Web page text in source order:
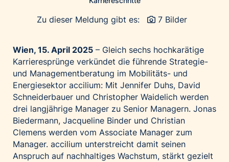
Starbucks
Superbrands Austria
Tante Fanny
Vollpension
win2day
Wolt
woom bikes
Zu dieser Meldung gibt es: 7 Bilder
Wien, 15. April 2025 – Gleich sechs hochkarätige
Karrieresprünge verkündet die führende Strategie-
und Managementberatung im Mobilitäts- und
Energiesektor accilium: Mit Jennifer Duhs, David
Schneiderbauer und Christopher Waidelich werden
drei langjährige Manager zu Senior Managern. Jonas
Biedermann, Jacqueline Binder und Christian
Clemens werden vom Associate Manager zum
Manager. accilium unterstreicht damit seinen
Anspruch auf nachhaltiges Wachstum, stärkt gezielt